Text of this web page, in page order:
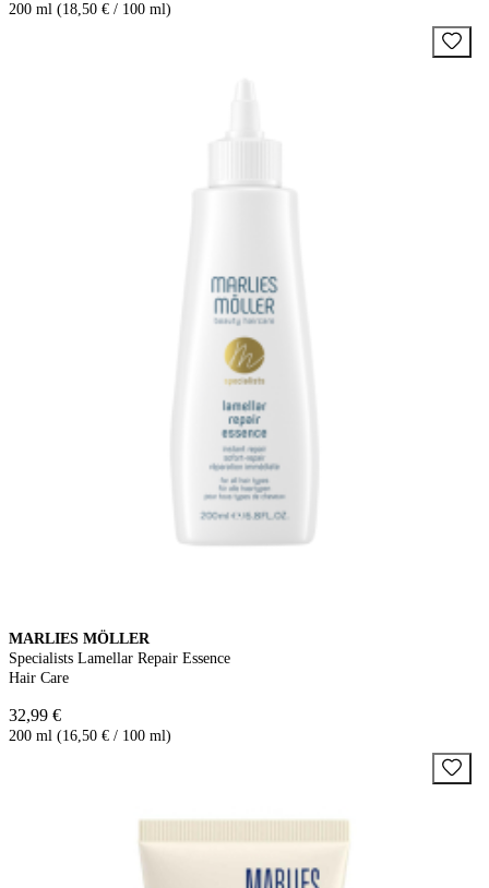
200 ml (18,50 € / 100 ml)
MARLIES MÖLLER
Specialists Lamellar Repair Essence
Hair Care
32,99 €
200 ml (16,50 € / 100 ml)